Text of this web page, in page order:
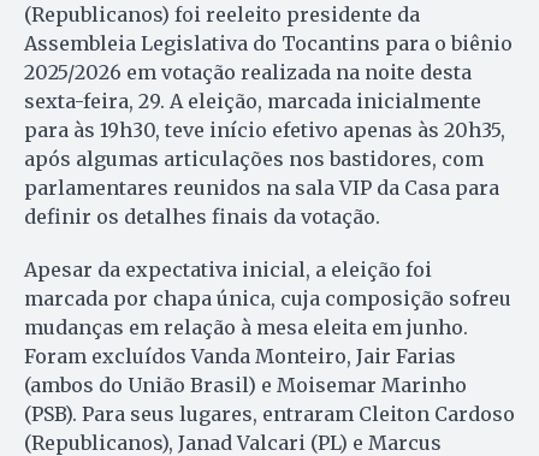
(Republicanos) foi reeleito presidente da
Assembleia Legislativa do Tocantins para o biênio
2025/2026 em votação realizada na noite desta
sexta-feira, 29. A eleição, marcada inicialmente
para às 19h30, teve início efetivo apenas às 20h35,
após algumas articulações nos bastidores, com
parlamentares reunidos na sala VIP da Casa para
definir os detalhes finais da votação.
Apesar da expectativa inicial, a eleição foi
marcada por chapa única, cuja composição sofreu
mudanças em relação à mesa eleita em junho.
Foram excluídos Vanda Monteiro, Jair Farias
(ambos do União Brasil) e Moisemar Marinho
(PSB). Para seus lugares, entraram Cleiton Cardoso
(Republicanos), Janad Valcari (PL) e Marcus